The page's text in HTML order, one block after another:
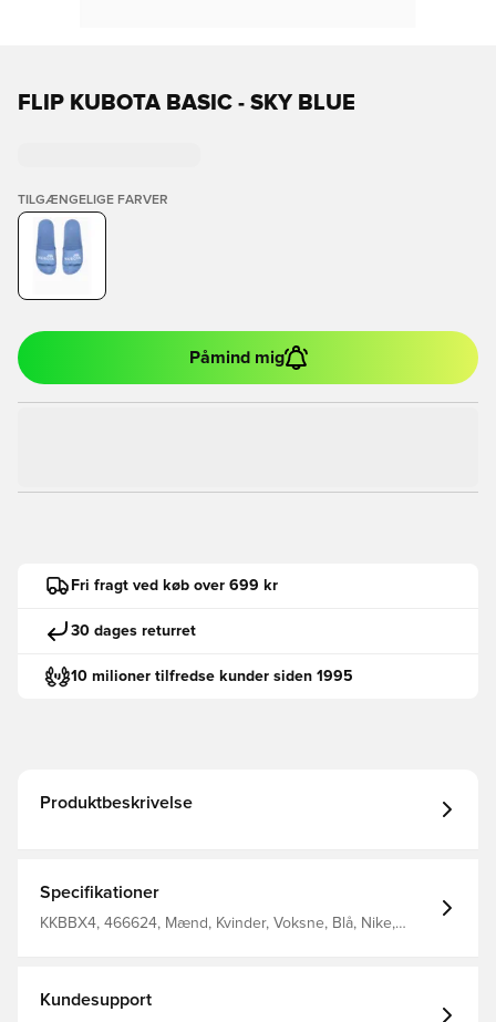
FLIP KUBOTA BASIC - SKY BLUE
TILGÆNGELIGE FARVER
Påmind mig
Fri fragt ved køb over 699 kr
30 dages returret
10 milioner tilfredse kunder siden 1995
Produktbeskrivelse
Specifikationer
KKBBX4, 466624, Mænd, Kvinder, Voksne, Blå, Nike,
Kundesupport